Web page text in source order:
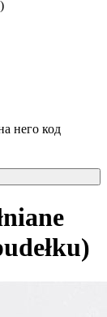
него код